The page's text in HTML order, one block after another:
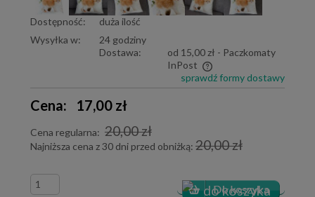
Dostępność:
duża ilość
Wysyłka w:
24 godziny
Dostawa:
od 15,00 zł - Paczkomaty
InPost
Cena nie zawiera ewentualnych kosztów płatności
sprawdź formy dostawy
Cena: 17,00 zł
Cena regularna: 20,00 zł
Najniższa cena z 30 dni przed obniżką: 20,00 zł